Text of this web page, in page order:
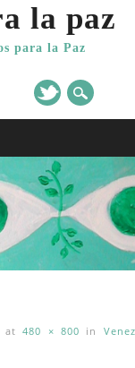
la paz
para la Paz
at480 × 800 in